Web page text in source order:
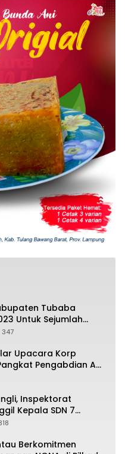
Tubaba
Untuk Sejumlah
347
Upacara Korp
Pengabdian AKP
Inspektorat
Kepala SDN 7
Berkomitmen